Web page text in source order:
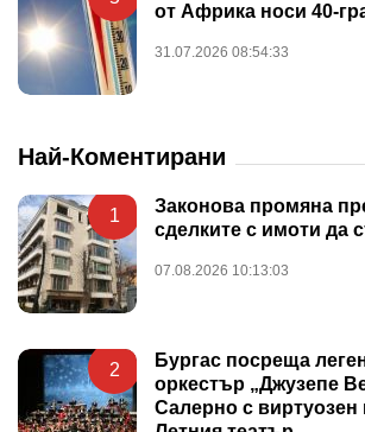
от Африка носи 40-
31.07.2026 08:54:33
Най-Коментирани
1
Законова промяна
сделките с имоти да
07.08.2026 10:13:03
2
Бургас посреща
оркестър „Джузепе
Салерно с виртуозен